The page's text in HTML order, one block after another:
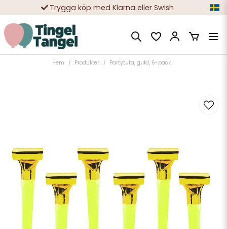
Trygga köp med Klarna eller Swish
10 000-tals nöjda kunder
Hem Produkter Partytuta, guld, 6-pack